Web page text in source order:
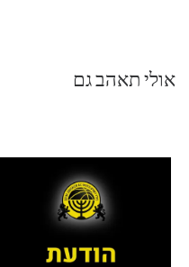
אולי תאהב גם